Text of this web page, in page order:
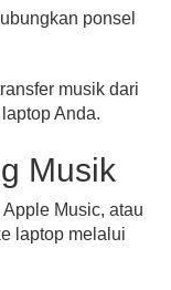
ponsel
musik dari
Anda.
Musik
Music, atau
laptop melalui